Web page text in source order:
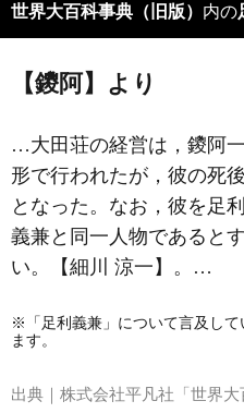
世界大百科事典（旧版） 内の
【鑁阿】より
…大田荘の経営は，鑁阿
形で行われたが，彼の死
となった。なお，彼を足
義兼と同一人物であると
い。【細川 涼一】。…
※「足利義兼」について言及し
ます。
出典｜ 株式会社平凡社「世界大